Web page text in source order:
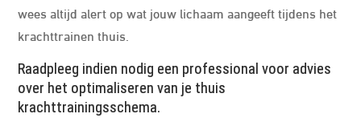
wees altijd alert op wat jouw lichaam aangeeft tijdens het
krachttrainen thuis.
Raadpleeg indien nodig een professional voor advies
over het optimaliseren van je thuis
krachttrainingsschema.